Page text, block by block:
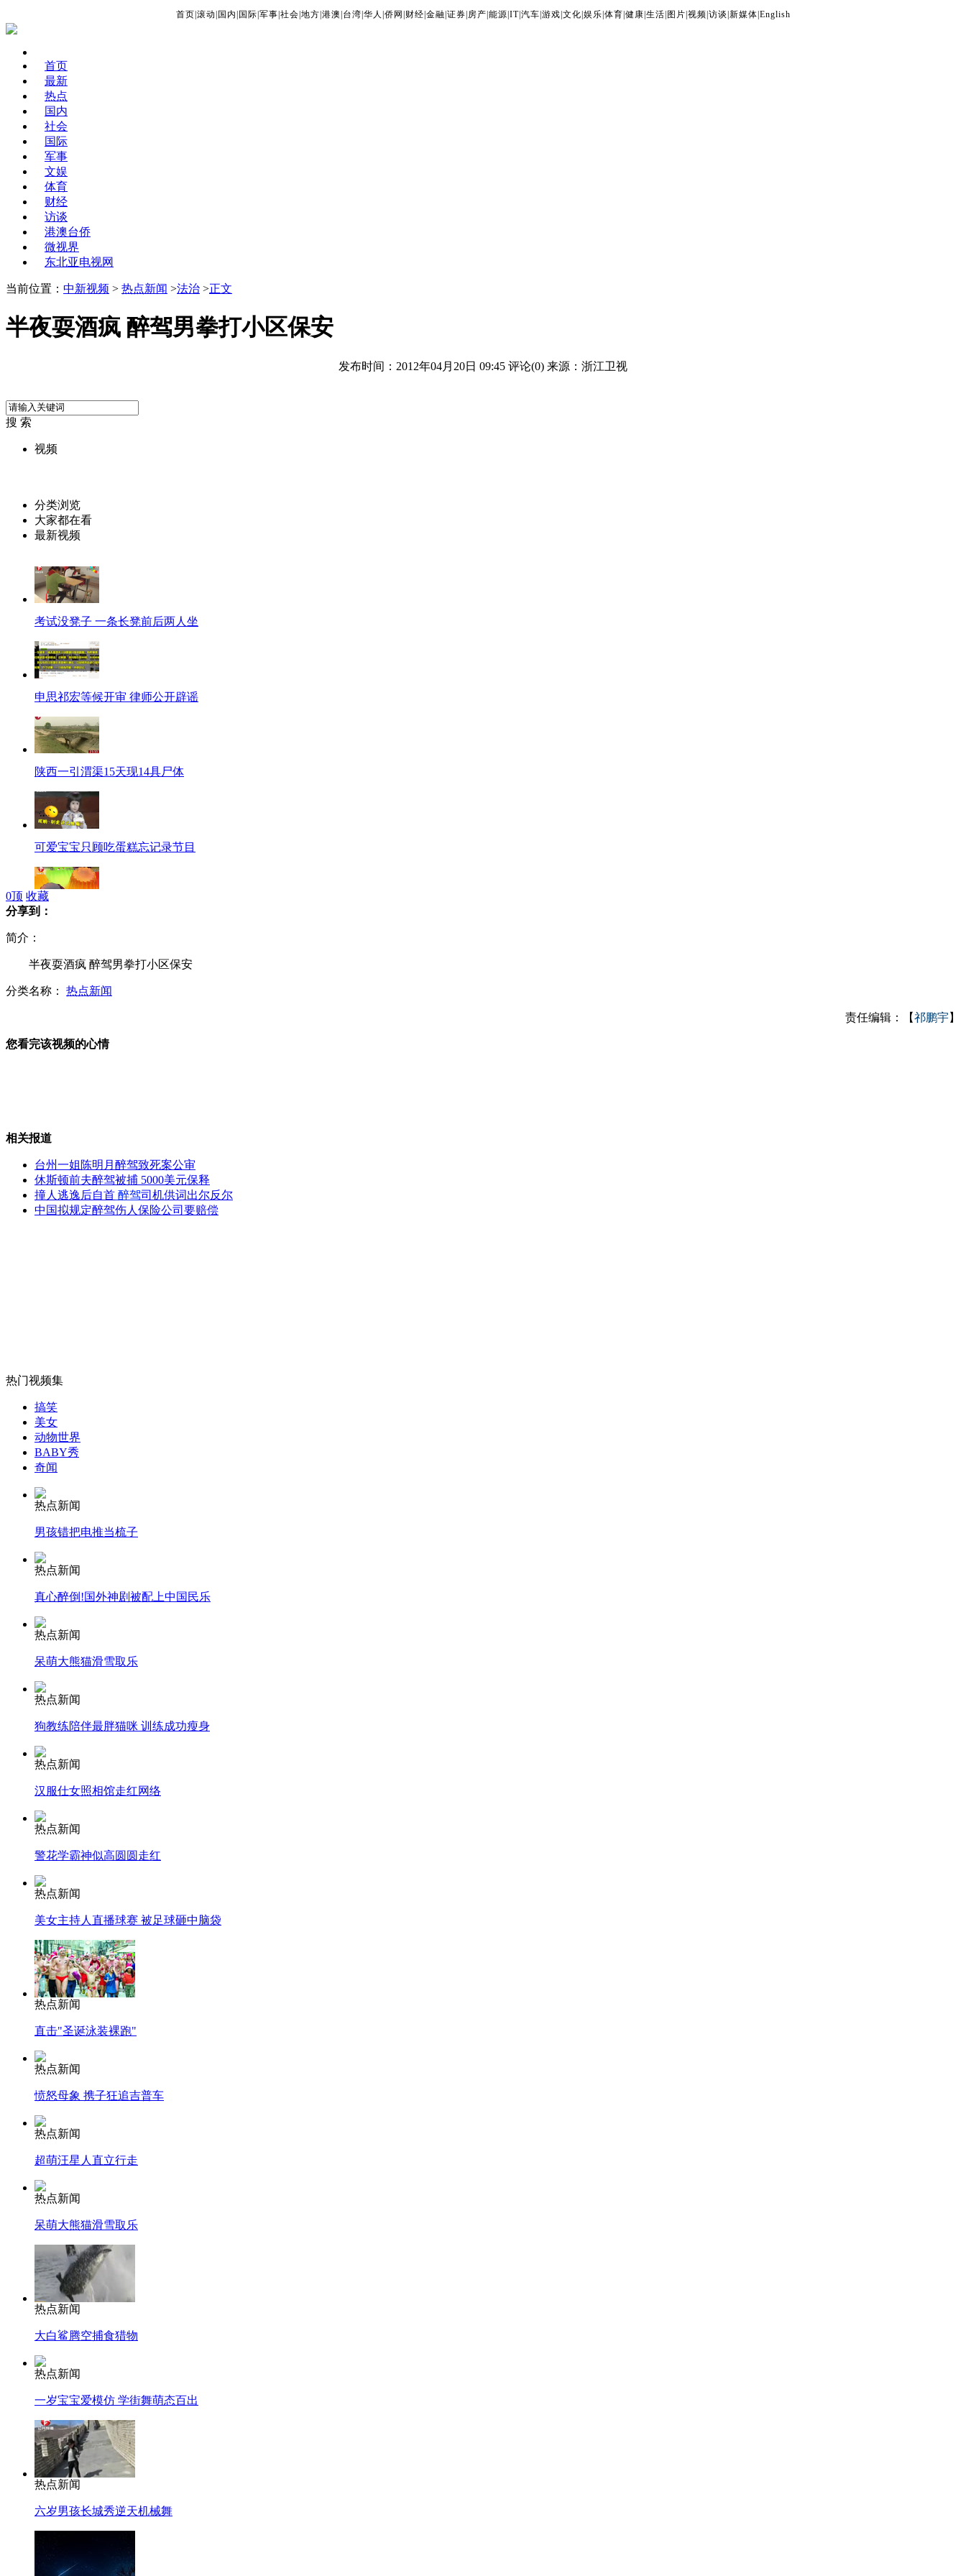
首页 滚动 国内 国际 军事 社会 地方 港澳 台湾 华人 侨网 财经 金融 证券 房产 能源 IT| 汽车 游戏 文化 娱乐 体育 健康 生活 图片 视频 访谈 新媒体 English
首页
最新
热点
国内
社会
国际
军事
文娱
体育
财经
访谈
港澳台侨
微视界
东北亚电视网
当前位置： 中新视频 > 热点新闻 >法治 >正文
半夜耍酒疯 醉驾男拳打小区保安
发布时间：2012年04月20日 09:45 评论(0) 来源：浙江卫视
搜 索
视频
分类浏览
大家都在看
最新视频
考试没凳子 一条长凳前后两人坐
申思祁宏等候开审 律师公开辟谣
陕西一引渭渠15天现14具尸体
可爱宝宝只顾吃蛋糕忘记录节目
网传动物园用流浪狗喂老虎被证假
学生春游大巴驾驶员竟是酒驾
女孩北京地铁殴打老人 痛下狠手拳打脚踢
无痛分娩是否安全 医生回应
外交部：有关国家言论片面不公正
安徽一实载49人客车翻车
走！跟着总书记去植树
纽约上演“枕头大战”
0顶 收藏
分享到：
简介：
半夜耍酒疯 醉驾男拳打小区保安
分类名称： 热点新闻
责任编辑：【祁鹏宇】
您看完该视频的心情
相关报道
台州一姐陈明月醉驾致死案公审
休斯顿前夫醉驾被捕 5000美元保释
撞人逃逸后自首 醉驾司机供词出尔反尔
中国拟规定醉驾伤人保险公司要赔偿
热门视频集
搞笑
美女
动物世界
BABY秀
奇闻
热点新闻
男孩错把电推当梳子
热点新闻
真心醉倒!国外神剧被配上中国民乐
热点新闻
呆萌大熊猫滑雪取乐
热点新闻
狗教练陪伴最胖猫咪 训练成功瘦身
热点新闻
汉服仕女照相馆走红网络
热点新闻
警花学霸神似高圆圆走红
热点新闻
美女主持人直播球赛 被足球砸中脑袋
热点新闻
直击"圣诞泳装裸跑"
热点新闻
愤怒母象 携子狂追吉普车
热点新闻
超萌汪星人直立行走
热点新闻
呆萌大熊猫滑雪取乐
热点新闻
大白鲨腾空捕食猎物
热点新闻
一岁宝宝爱模仿 学街舞萌态百出
热点新闻
六岁男孩长城秀逆天机械舞